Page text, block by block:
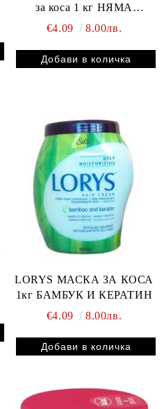
за коса 1 кг НЯМА
НАЛИЧНОСТ КАТО
СВЪРЖЕМ С ВАС
€4.09 8.00лв.
LORYS МАСКА ЗА КОСА
1кг БАМБУК И КЕРАТИН
€4.09
8.00лв.